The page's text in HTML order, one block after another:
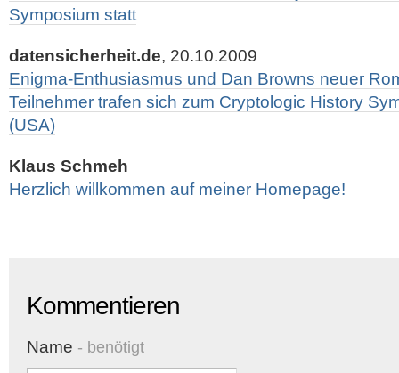
Symposium statt
datensicherheit.de, 20.10.2009
Enigma-Enthusiasmus und Dan Browns neuer
Teilnehmer trafen sich zum Cryptologic History
(USA)
Klaus Schmeh
Herzlich willkommen auf meiner Homepage!
Kommentieren
Name - benötigt